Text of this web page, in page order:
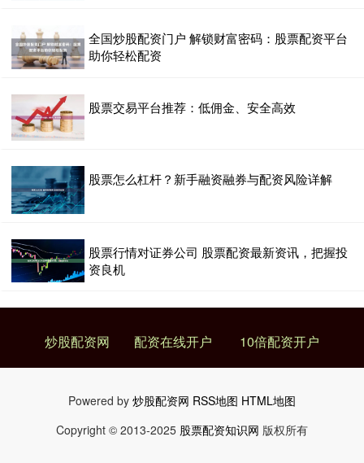
全国炒股配资门户 解锁财富密码：股票配资平台
助你轻松配资
股票交易平台推荐：低佣金、安全高效
股票怎么杠杆？新手融资融券与配资风险详解
股票行情对证券公司 股票配资最新资讯，把握投
资良机
炒股配资网 配资在线开户 10倍配资开户
Powered by 炒股配资网 RSS地图 HTML地图
Copyright © 2013-2025 股票配资知识网 版权所有